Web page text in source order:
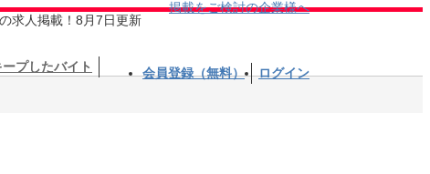
の求人掲載！8月7日更新
掲載をご検討の企業様へ
ープしたバイト 会員登録（無料） ログイン